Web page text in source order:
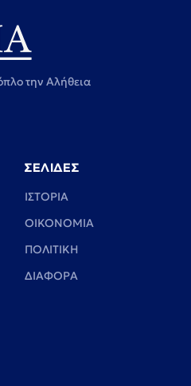
την Αλήθεια
ΣΕΛΙΔΕΣ
ΙΣΤΟΡΙΑ
ΟΙΚΟΝΟΜΙΑ
ΠΟΛΙΤΙΚΗ
ΔΙΑΦΟΡΑ